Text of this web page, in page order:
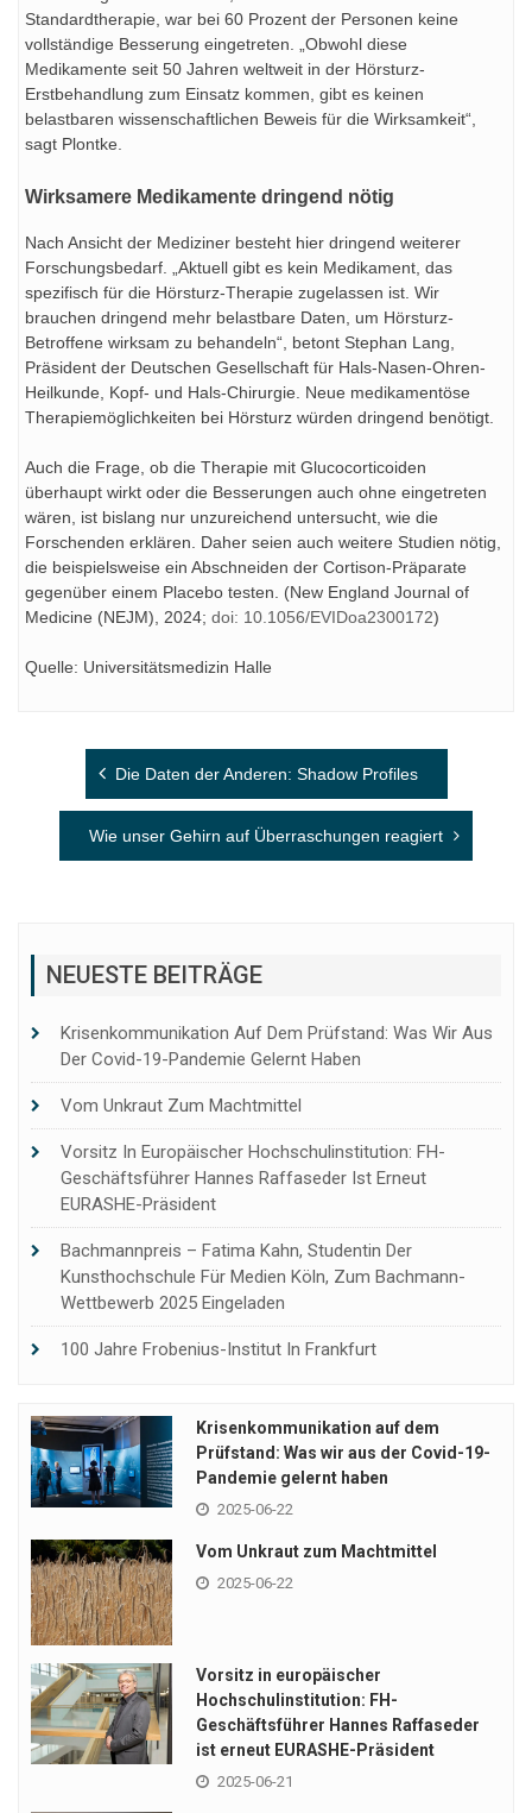
Standardtherapie, war bei 60 Prozent der Personen keine
vollständige Besserung eingetreten. „Obwohl diese
Medikamente seit 50 Jahren weltweit in der Hörsturz-
Erstbehandlung zum Einsatz kommen, gibt es keinen
belastbaren wissenschaftlichen Beweis für die Wirksamkeit“,
sagt Plontke.
Wirksamere Medikamente dringend nötig
Nach Ansicht der Mediziner besteht hier dringend weiterer
Forschungsbedarf. „Aktuell gibt es kein Medikament, das
spezifisch für die Hörsturz-Therapie zugelassen ist. Wir
brauchen dringend mehr belastbare Daten, um Hörsturz-
Betroffene wirksam zu behandeln“, betont Stephan Lang,
Präsident der Deutschen Gesellschaft für Hals-Nasen-Ohren-
Heilkunde, Kopf- und Hals-Chirurgie. Neue medikamentöse
Therapiemöglichkeiten bei Hörsturz würden dringend benötigt.
Auch die Frage, ob die Therapie mit Glucocorticoiden
überhaupt wirkt oder die Besserungen auch ohne eingetreten
wären, ist bislang nur unzureichend untersucht, wie die
Forschenden erklären. Daher seien auch weitere Studien nötig,
die beispielsweise ein Abschneiden der Cortison-Präparate
gegenüber einem Placebo testen. (New England Journal of
Medicine (NEJM), 2024; doi: 10.1056/EVIDoa2300172)
Quelle: Universitätsmedizin Halle
Beitragsnavigation
Die Daten der Anderen: Shadow Profiles
Wie unser Gehirn auf Überraschungen reagiert
NEUESTE BEITRÄGE
Krisenkommunikation Auf Dem Prüfstand: Was Wir Aus
Der Covid-19-Pandemie Gelernt Haben
Vom Unkraut Zum Machtmittel
Vorsitz In Europäischer Hochschulinstitution: FH-
Geschäftsführer Hannes Raffaseder Ist Erneut
EURASHE-Präsident
Bachmannpreis – Fatima Kahn, Studentin Der
Kunsthochschule Für Medien Köln, Zum Bachmann-
Wettbewerb 2025 Eingeladen
100 Jahre Frobenius-Institut In Frankfurt
Krisenkommunikation auf dem
Prüfstand: Was wir aus der Covid-19-
Pandemie gelernt haben
2025-06-22
Vom Unkraut zum Machtmittel
2025-06-22
Vorsitz in europäischer
Hochschulinstitution: FH-
Geschäftsführer Hannes Raffaseder
ist erneut EURASHE-Präsident
2025-06-21